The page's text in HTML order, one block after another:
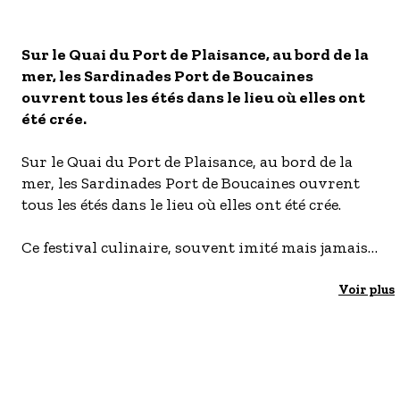
Sur le Quai du Port de Plaisance, au bord de la
mer, les Sardinades Port de Boucaines
ouvrent tous les étés dans le lieu où elles ont
été crée.
Sur le Quai du Port de Plaisance, au bord de la
mer, les Sardinades Port de Boucaines ouvrent
tous les étés dans le lieu où elles ont été crée.
Ce festival culinaire, souvent imité mais jamais
bien au delà. En effet, on y vient des 4 coins de laVoir plus